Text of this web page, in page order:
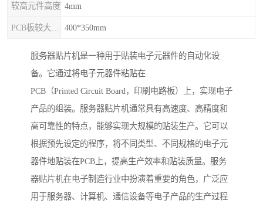
较高元件高度 4mm
400*350mm
服务器贴片机是一种用于贴装电子元器件的自动化设
备。它通过将电子元器件粘贴在
PCB（Printed Circuit Board，印刷电路板）上，实现电子
产品的组装。服务器贴片机通常具有高速度、高精度和
高可靠性的特点，能够实现大规模的贴装生产。它可以
根据预先设定的程序，将不同类型、不同规格的电子元
器件地贴装在PCB上，提高生产效率和贴装质量。服务
器贴片机在电子制造行业中扮演着重要的角色，广泛应
用于服务器、计算机、通信设备等电子产品的生产过程